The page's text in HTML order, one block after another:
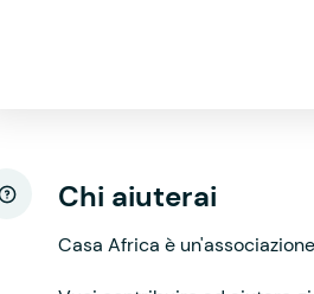
Chi aiuterai
Casa Africa è